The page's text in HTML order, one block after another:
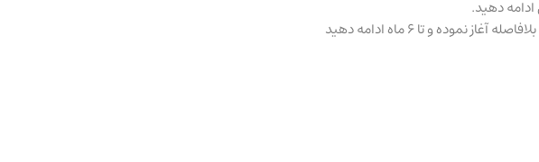
دهید.
و تا ۶ ماه ادامه دهید